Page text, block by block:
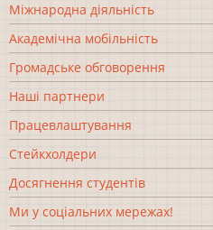
Міжнародна діяльність
Академічна мобільність
Громадське обговорення
Наші партнери
Працевлаштування
Стейкхолдери
Досягнення студентів
Ми у соціальних мережах!